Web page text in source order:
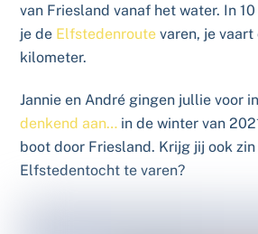
van Friesland vanaf het water. In
je de Elfstedenroute varen, je vaart
kilometer.
Jannie en André gingen jullie voor in
denkend aan… in de winter van
boot door Friesland. Krijg jij ook
Elfstedentocht te varen?